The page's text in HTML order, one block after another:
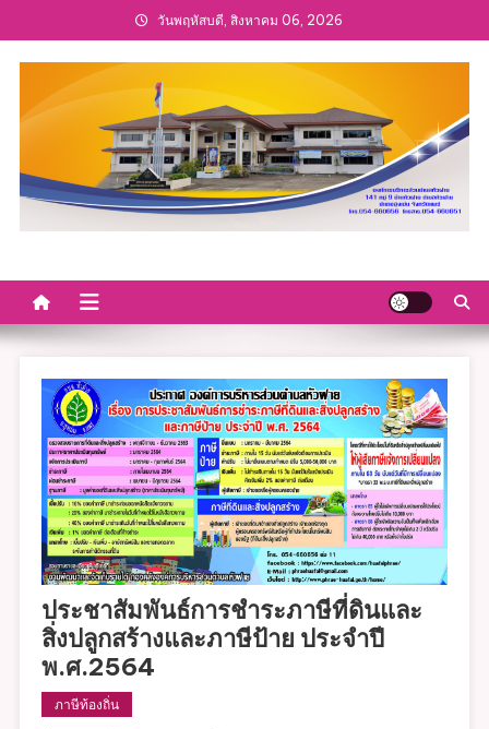
to
content
วันพฤหัสบดี, สิงหาคม 06, 2026
ประชาสัมพันธ์การชำระภาษีที่ดินและ
สิ่งปลูกสร้างและภาษีป้าย ประจำปี
พ.ศ.2564
ภาษีท้องถิ่น